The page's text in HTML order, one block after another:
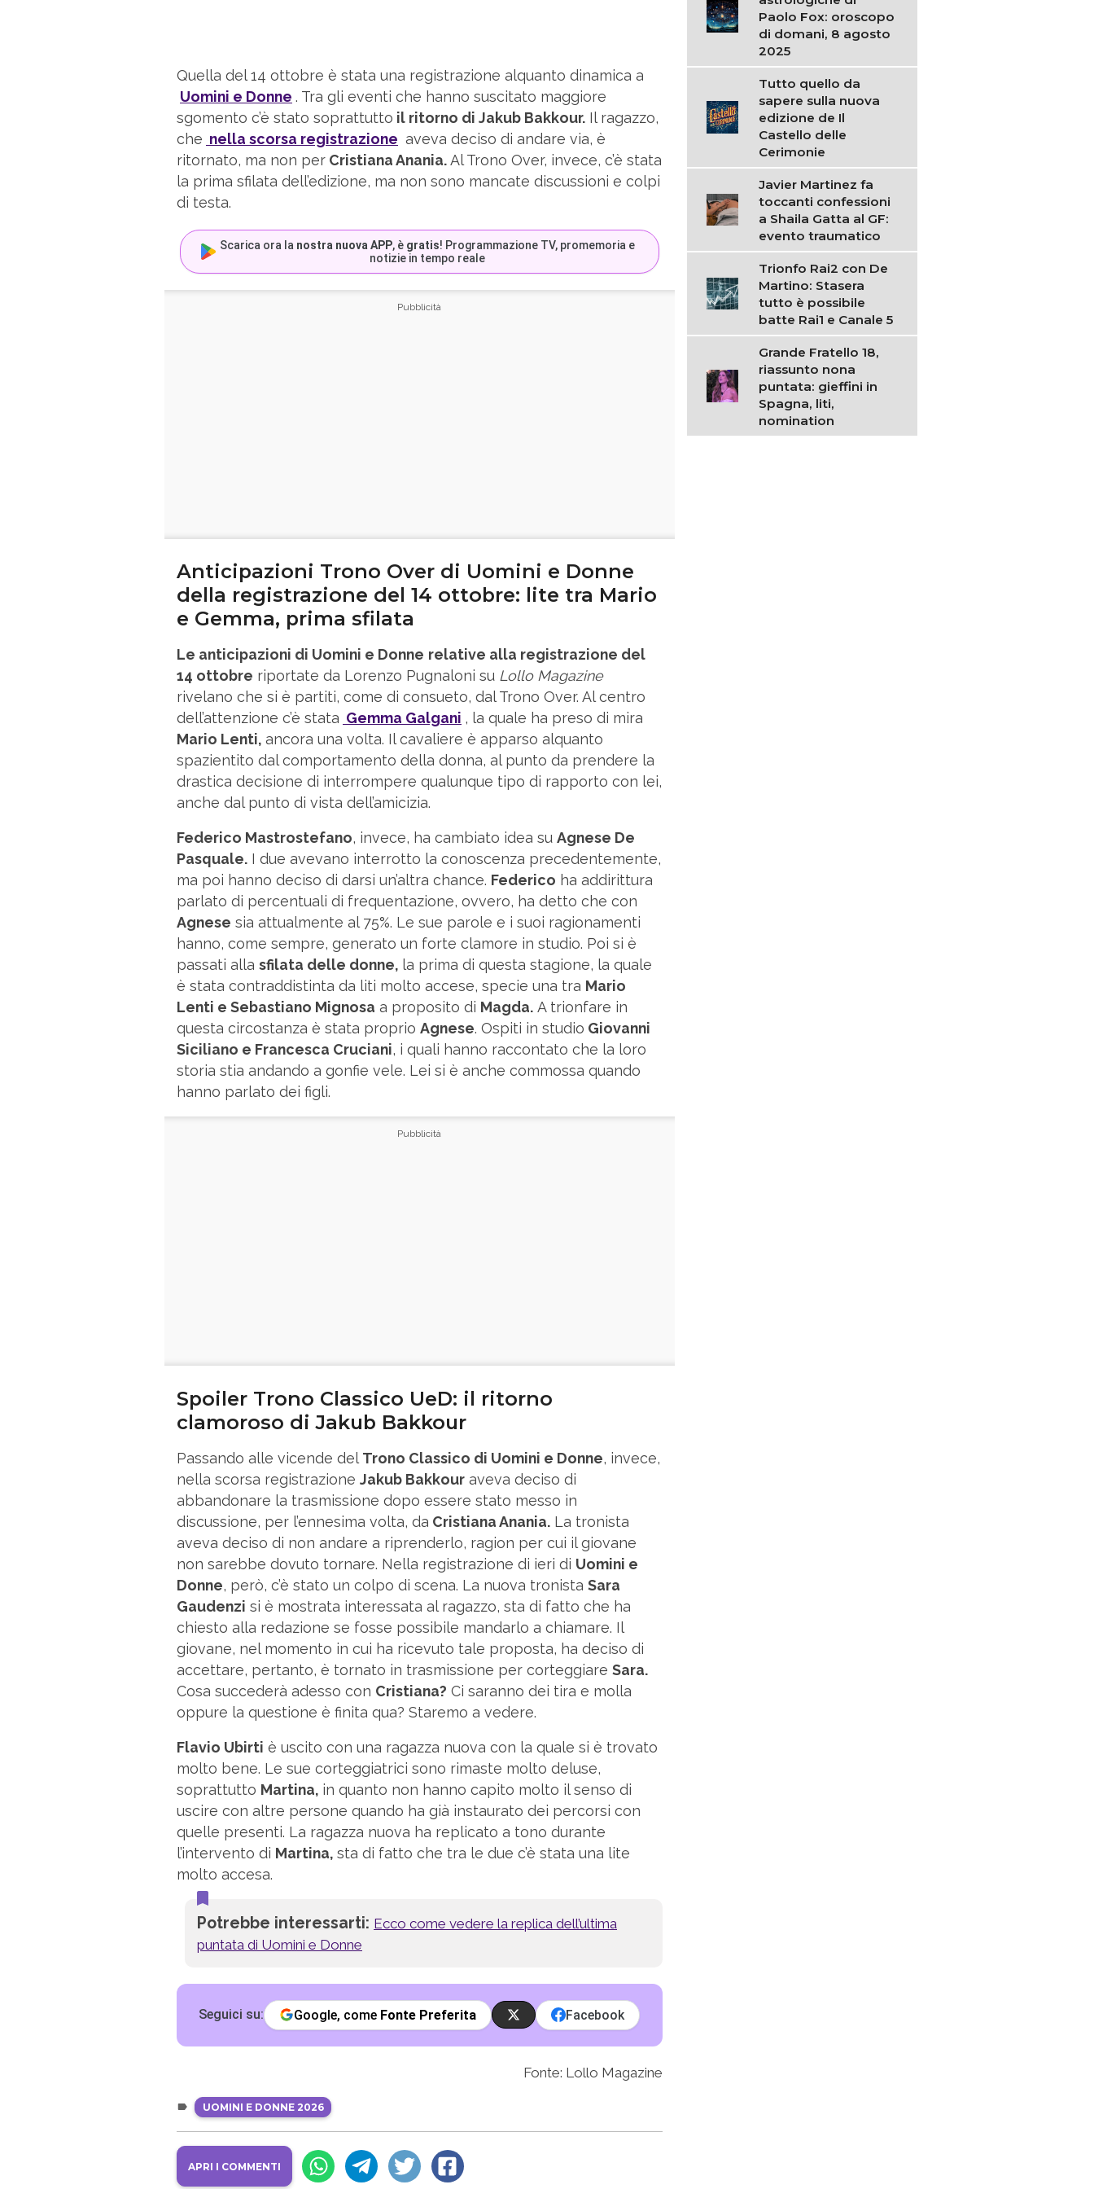
Quella del 14 ottobre è stata una registrazione alquanto dinamica a
Uomini e Donne . Tra gli eventi che hanno suscitato maggiore
sgomento c’è stato soprattutto il ritorno di Jakub Bakkour. Il ragazzo,
che nella scorsa registrazione aveva deciso di andare via, è
ritornato, ma non per Cristiana Anania.Al Trono Over, invece, c’è stata
la prima sfilata dell’edizione, ma non sono mancate discussioni e colpi
di testa.
Scarica ora la nostra nuova APP, è gratis! Programmazione TV, promemoria e
notizie in tempo reale
Anticipazioni Trono Over di Uomini e Donne
della registrazione del 14 ottobre: lite tra Mario
e Gemma, prima sfilata
Le anticipazioni di Uomini e Donne relative alla registrazione del
14 ottobre riportate da Lorenzo Pugnaloni su Lollo Magazine
rivelano che si è partiti, come di consueto, dal Trono Over. Al centro
dell’attenzione c’è stata Gemma Galgani , la quale ha preso di mira
Mario Lenti, ancora una volta. Il cavaliere è apparso alquanto
spazientito dal comportamento della donna, al punto da prendere la
drastica decisione di interrompere qualunque tipo di rapporto con lei,
anche dal punto di vista dell’amicizia.
Federico Mastrostefano, invece, ha cambiato idea su Agnese De
Pasquale. I due avevano interrotto la conoscenza precedentemente,
ma poi hanno deciso di darsi un’altra chance. Federico ha addirittura
parlato di percentuali di frequentazione, ovvero, ha detto che con
Agnese sia attualmente al 75%. Le sue parole e i suoi ragionamenti
hanno, come sempre, generato un forte clamore in studio. Poi si è
passati alla sfilata delle donne, la prima di questa stagione, la quale
è stata contraddistinta da liti molto accese, specie una tra Mario
Lenti e Sebastiano Mignosa a proposito di Magda. A trionfare in
questa circostanza è stata proprio Agnese. Ospiti in studio Giovanni
Siciliano e Francesca Cruciani, i quali hanno raccontato che la loro
storia stia andando a gonfie vele. Lei si è anche commossa quando
hanno parlato dei figli.
Spoiler Trono Classico UeD: il ritorno
clamoroso di Jakub Bakkour
Passando alle vicende del Trono Classico di Uomini e Donne, invece,
nella scorsa registrazione Jakub Bakkour aveva deciso di
abbandonare la trasmissione dopo essere stato messo in
discussione, per l’ennesima volta, da Cristiana Anania. La tronista
aveva deciso di non andare a riprenderlo, ragion per cui il giovane
non sarebbe dovuto tornare. Nella registrazione di ieri di Uomini e
Donne, però, c’è stato un colpo di scena. La nuova tronista Sara
Gaudenzi si è mostrata interessata al ragazzo, sta di fatto che ha
chiesto alla redazione se fosse possibile mandarlo a chiamare. Il
giovane, nel momento in cui ha ricevuto tale proposta, ha deciso di
accettare, pertanto, è tornato in trasmissione per corteggiare Sara.
Cosa succederà adesso con Cristiana? Ci saranno dei tira e molla
oppure la questione è finita qua? Staremo a vedere.
Flavio Ubirti è uscito con una ragazza nuova con la quale si è trovato
molto bene. Le sue corteggiatrici sono rimaste molto deluse,
soprattutto Martina, in quanto non hanno capito molto il senso di
uscire con altre persone quando ha già instaurato dei percorsi con
quelle presenti. La ragazza nuova ha replicato a tono durante
l’intervento di Martina, sta di fatto che tra le due c’è stata una lite
molto accesa.
Potrebbe interessarti: Ecco come vedere la replica dell’ultima
puntata di Uomini e Donne
Seguici su: Google, come Fonte Preferita Facebook
Fonte: Lollo Magazine
UOMINI E DONNE 2026
APRI I COMMENTI
Paolo Fox: oroscopo
di domani, 8 agosto
2025
Tutto quello da
sapere sulla nuova
edizione de Il
Castello delle
Cerimonie
Javier Martinez fa
toccanti confessioni
a Shaila Gatta al GF:
evento traumatico
Trionfo Rai2 con De
Martino: Stasera
tutto è possibile
batte Rai1 e Canale 5
Grande Fratello 18,
riassunto nona
puntata: gieffini in
Spagna, liti,
nomination